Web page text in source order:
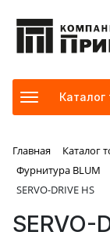
Каталог
Главная Каталог
Фурнитура BLUM
SERVO-DRIVE HS
SERVO-